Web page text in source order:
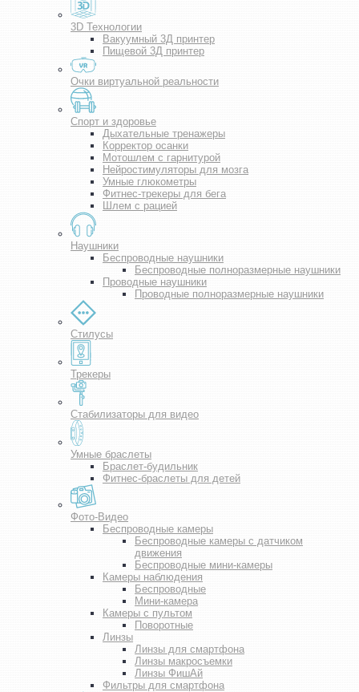
3D Технологии
Вакуумный 3Д принтер
Пищевой 3Д принтер
Очки виртуальной реальности
Спорт и здоровье
Дыхательные тренажеры
Корректор осанки
Мотошлем с гарнитурой
Нейростимуляторы для мозга
Умные глюкометры
Фитнес-трекеры для бега
Шлем с рацией
Наушники
Беспроводные наушники
Беспроводные полноразмерные наушники
Проводные наушники
Проводные полноразмерные наушники
Стилусы
Трекеры
Стабилизаторы для видео
Умные браслеты
Браслет-будильник
Фитнес-браслеты для детей
Фото-Видео
Беспроводные камеры
Беспроводные камеры с датчиком
движения
Беспроводные мини-камеры
Камеры наблюдения
Беспроводные
Мини-камера
Камеры с пультом
Поворотные
Линзы
Линзы для смартфона
Линзы макросъемки
Линзы ФишАй
Фильтры для смартфона